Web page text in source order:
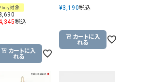
対象
税込
カートに入
れる
¥3,190税込
カートに入
れる